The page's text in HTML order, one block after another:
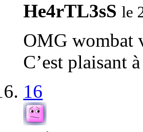
He4rTL3sS le
OMG wombat
C’est plaisant
16